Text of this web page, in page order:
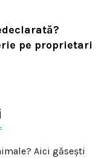
pe proprietari
Aici găsești